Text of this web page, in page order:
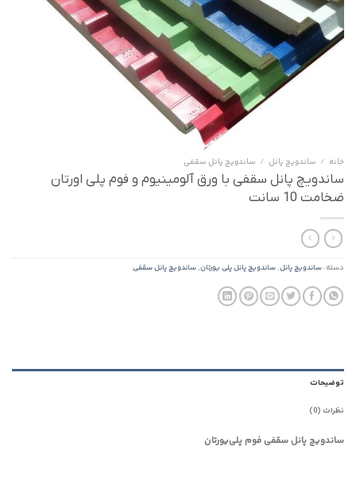
خانه / ساندویچ پانل / ساندویچ پانل سقفی
ساندویچ پانل سقفی با ورق آلومینیوم و فوم پلی اورتان
ضخامت 10 سانت
دسته: ساندویچ پانل, ساندویچ پانل پلی یورتان, ساندویچ پانل سقفی
توضیحات
نظرات (0)
ساندویچ پانل سقفی فوم پلی‌یورتان